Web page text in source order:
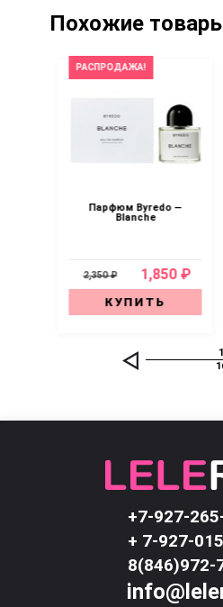
Похожие
РАСПРОДАЖА!
Парфюм Byredo —
Blanche
2,350 ₽ 1,850 ₽
КУПИТЬ
1
+7-927-
+ 7-927-
8(846)972-